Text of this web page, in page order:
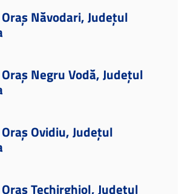
Năvodari, Județul
Negru Vodă, Județul
Ovidiu, Județul
Techirghiol, Județul